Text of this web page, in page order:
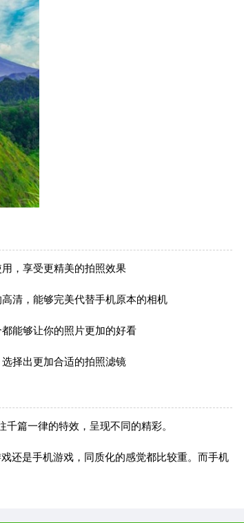
，享受更精美的拍照效果
清，能够完美代替手机原本的相机
能够让你的照片更加的好看
择出更加合适的拍照滤镜
篇一律的特效，呈现不同的精彩。
是手机游戏，同质化的感觉都比较重。而手机